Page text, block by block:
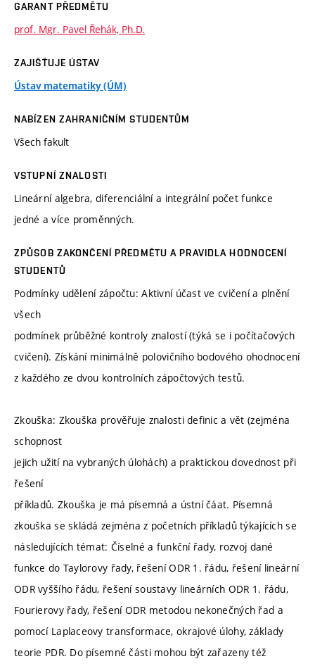
GARANT PŘEDMĚTU
prof. Mgr. Pavel Řehák, Ph.D.
ZAJIŠŤUJE ÚSTAV
Ústav matematiky (ÚM)
NABÍZEN ZAHRANIČNÍM STUDENTŮM
Všech fakult
VSTUPNÍ ZNALOSTI
Lineární algebra, diferenciální a integrální počet funkce
jedné a více proměnných.
ZPŮSOB ZAKONČENÍ PŘEDMĚTU A PRAVIDLA HODNOCENÍ
STUDENTŮ
Podmínky udělení zápočtu: Aktivní účast ve cvičení a plnění
všech
podmínek průběžné kontroly znalostí (týká se i počítačových
cvičení). Získání minimálně polovičního bodového ohodnocení
z každého ze dvou kontrolních zápočtových testů.
Zkouška: Zkouška prověřuje znalosti definic a vět (zejména
schopnost
jejich užití na vybraných úlohách) a praktickou dovednost při
řešení
příkladů. Zkouška je má písemná a ústní čáat. Písemná
zkouška se skládá zejména z početních příkladů týkajících se
následujících témat: Číselné a funkční řady, rozvoj dané
funkce do Taylorovy řady, řešení ODR 1. řádu, řešení lineární
ODR vyššího řádu, řešení soustavy lineárních ODR 1. řádu,
Fourierovy řady, řešení ODR metodou nekonečných řad a
pomocí Laplaceovy transformace, okrajové úlohy, základy
teorie PDR. Do písemné části mohou být zařazeny též